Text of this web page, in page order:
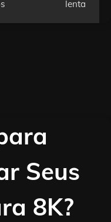
lenta
Seus
8K?